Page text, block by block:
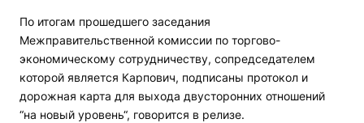
По итогам прошедшего заседания
Межправительственной комиссии по торгово-
экономическому сотрудничеству, сопредседателем
которой является Карпович, подписаны протокол и
дорожная карта для выхода двусторонних отношений
“на новый уровень“, говорится в релизе.